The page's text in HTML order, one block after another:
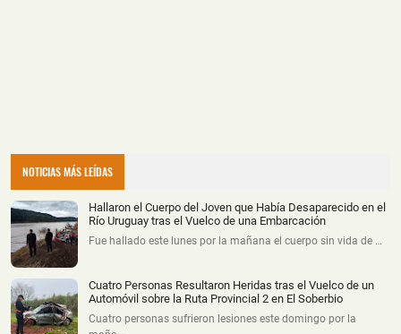
NOTICIAS MÁS LEÍDAS
Hallaron el Cuerpo del Joven que Había Desaparecido en el
Río Uruguay tras el Vuelco de una Embarcación
Fue hallado este lunes por la mañana el cuerpo sin vida de …
Cuatro Personas Resultaron Heridas tras el Vuelco de un
Automóvil sobre la Ruta Provincial 2 en El Soberbio
Cuatro personas sufrieron lesiones este domingo por la